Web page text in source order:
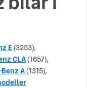
E(3253),
CLA(1657),
A(1315),